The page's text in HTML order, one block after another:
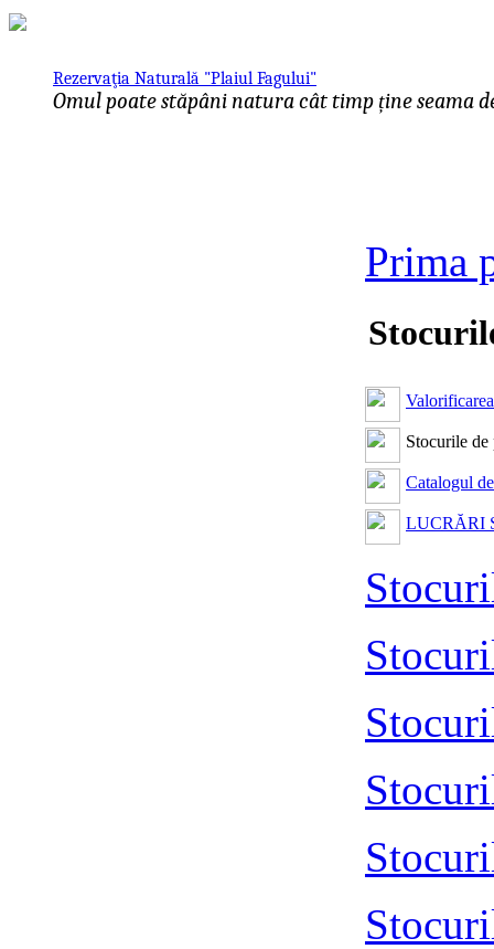
Rezervaţia Naturală "Plaiul Fagului"
Omul poate stăpâni natura cât timp ține seama
Prima
Stocurile de
Catalogul
LUCRĂRI